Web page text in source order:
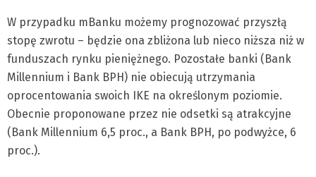
W przypadku mBanku możemy prognozować przyszłą
stopę zwrotu – będzie ona zbliżona lub nieco niższa niż w
funduszach rynku pieniężnego. Pozostałe banki (Bank
Millennium i Bank BPH) nie obiecują utrzymania
oprocentowania swoich IKE na określonym poziomie.
Obecnie proponowane przez nie odsetki są atrakcyjne
(Bank Millennium 6,5 proc., a Bank BPH, po podwyżce, 6
proc.).